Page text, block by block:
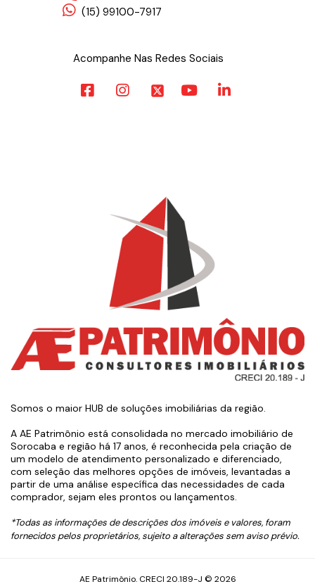
(15) 99100-7917
Acompanhe Nas Redes Sociais
Somos o maior HUB de soluções imobiliárias da região.
A AE Patrimônio está consolidada no mercado imobiliário de
Sorocaba e região há 17 anos, é reconhecida pela criação de
um modelo de atendimento personalizado e diferenciado,
com seleção das melhores opções de imóveis, levantadas a
partir de uma análise específica das necessidades de cada
comprador, sejam eles prontos ou lançamentos.
*Todas as informações de descrições dos imóveis e valores, foram
fornecidos pelos proprietários, sujeito a alterações sem aviso prévio.
AE Patrimônio. CRECI 20.189-J © 2026